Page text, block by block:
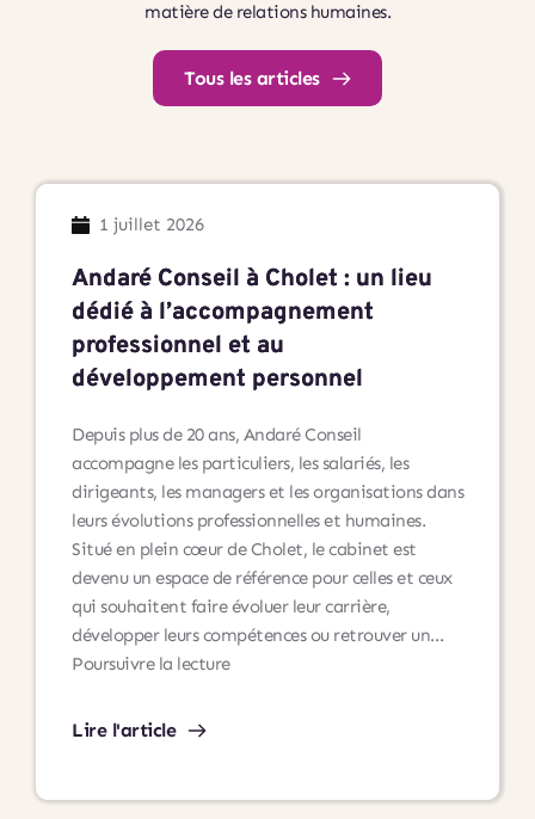
matière de relations humaines.
Tous les articles
1 juillet 2026
Andaré Conseil à Cholet : un lieu
dédié à l’accompagnement
professionnel et au
développement personnel
Depuis plus de 20 ans, Andaré Conseil
accompagne les particuliers, les salariés, les
dirigeants, les managers et les organisations dans
leurs évolutions professionnelles et humaines.
Situé en plein cœur de Cholet, le cabinet est
devenu un espace de référence pour celles et ceux
qui souhaitent faire évoluer leur carrière,
développer leurs compétences ou retrouver un…
Poursuivre la lectureAndaré
un
Lire l'article